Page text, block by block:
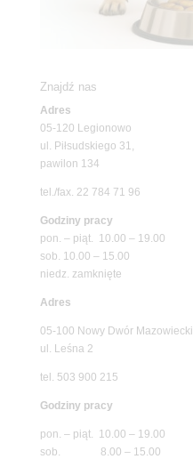
Znajdź nas
Adres
05-120 Legionowo
ul. Piłsudskiego 31,
pawilon 134
tel./fax. 22 784 71 96
Godziny pracy
pon. – piąt. 10.00 – 19.00
sob. 10.00 – 15.00
niedz. zamknięte
Adres
05-100 Nowy Dwór Mazowiecki
ul. Leśna 2
tel. 503 900 215
Godziny pracy
pon. – piąt. 10.00 – 19.00
sob. 8.00 – 15.00